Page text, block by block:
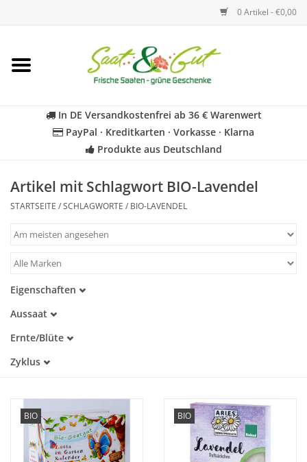
0 Artikel - €0,00
Startseite
Kräuter
Für Kinder
Geschenkideen
Katalog
In DE Versandkostenfrei ab 36 € Warenwert
PayPal · Kreditkarten · Vorkasse · Klarna
Produkte aus Deutschland
Artikel mit Schlagwort BIO-Lavendel
STARTSEITE /SCHLAGWORTE / BIO-LAVENDEL
Eigenschaften
Warmkeimer
Lichtkeimer
Aussaat
April
Mai
August
September
Ernte/Blüte
Juni
August
September
Oktober
Zyklus
BIO BIO